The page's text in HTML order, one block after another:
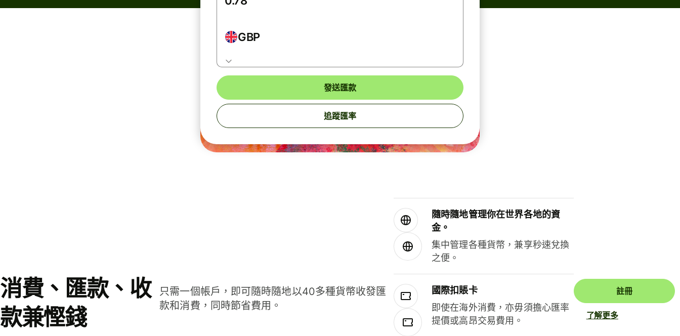
GBP
發送匯款
追蹤匯率
消費、匯款、收
款兼慳錢
只需一個帳戶，即可隨時隨地以40多種貨幣收發匯
款和消費，同時節省費用。
隨時隨地管理你在世界各地的資
金。
集中管理各種貨幣，兼享秒速兌換
之便。
國際扣賬卡
即使在海外消費，亦毋須擔心匯率
提價或高昂交易費用。
註冊
了解更多